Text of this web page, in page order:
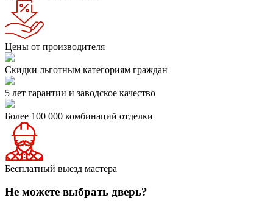
Цены от производителя
Скидки льготным категориям граждан
5 лет гарантии и заводское качество
Более 100 000 комбинаций отделки
Бесплатный выезд мастера
Не можете выбрать дверь?